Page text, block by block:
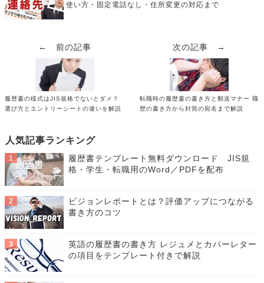
使い方・固定電話なし・住所変更の対応まで
← 前の記事
履歴書の様式はJIS規格でないとダメ？
選び方とエントリーシートの違いを解説
次の記事 →
転職時の履歴書の書き方と郵送マナー 職
歴の書き方から封筒の宛名まで解説
人気記事ランキング
履歴書テンプレート無料ダウンロード JIS規
格・学生・転職用のWord／PDFを配布
ビジョンレポートとは？評価アップにつながる
書き方のコツ
英語の履歴書の書き方 レジュメとカバーレター
の項目をテンプレート付きで解説